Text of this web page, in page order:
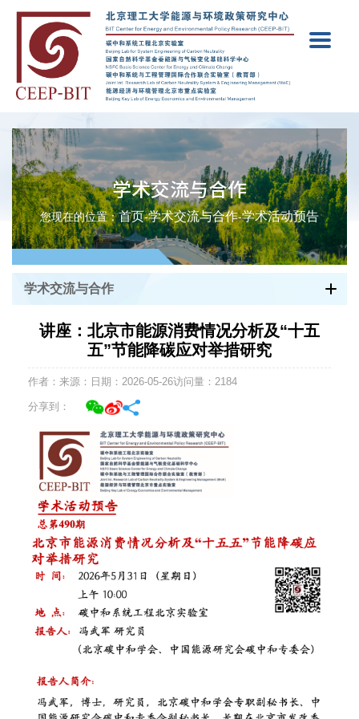
学术交流与合作
您现在的位置：首页-学术交流与合作-学术活动预告
学术交流与合作
讲座：北京市能源消费情况分析及“十五
五”节能降碳应对举措研究
作者： 来源： 日期：2026-05-26访问量： 2184
分享到：